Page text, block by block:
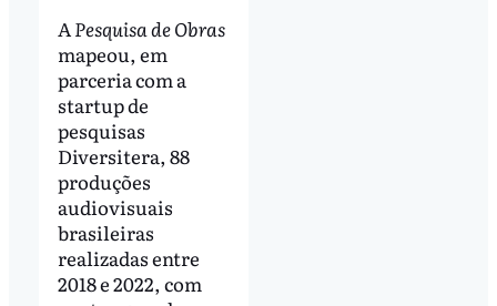
APesquisa de Obras
mapeou, em
parceria com a
startup de
pesquisas
Diversitera, 88
produções
audiovisuais
brasileiras
realizadas entre
2018 e 2022, com